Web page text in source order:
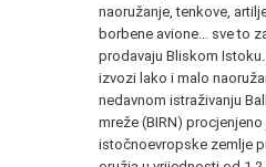
naoružanje, tenkove,
borbene avione... sve to
prodavaju Bliskom
izvozi lako i malo
nedavnom istraživanju
mreže (BIRN) procjenjeno
istočnoevropske zemlje